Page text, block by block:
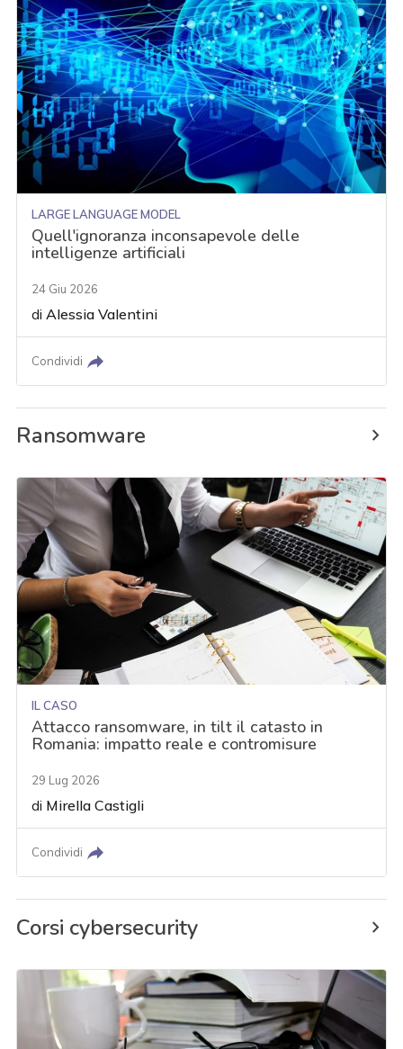
LARGE LANGUAGE MODEL
Quell'ignoranza inconsapevole delle
intelligenze artificiali
24 Giu 2026
diAlessia Valentini
Condividi
Ransomware
IL CASO
Attacco ransomware, in tilt il catasto in
Romania: impatto reale e contromisure
29 Lug 2026
di Mirella Castigli
Condividi
Corsi cybersecurity